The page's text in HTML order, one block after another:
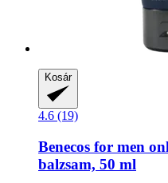
Kosár
4.6 (19)
Benecos for men
balzsam, 50 ml